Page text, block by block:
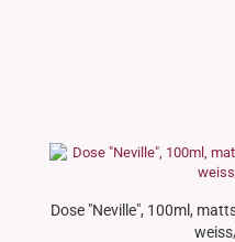
Dose "Neville", 100ml,